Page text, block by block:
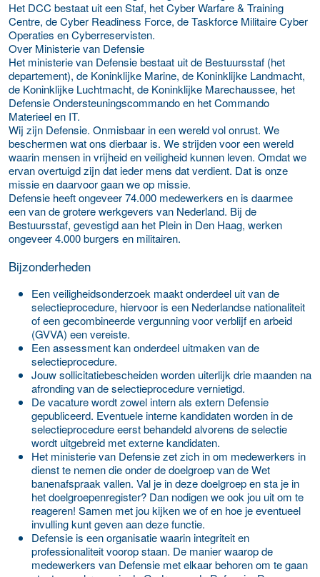
Het DCC bestaat uit een Staf, het Cyber Warfare & Training
Centre, de Cyber Readiness Force, de Taskforce Militaire Cyber
Operaties en Cyberreservisten.
Over Ministerie van Defensie
Het ministerie van Defensie bestaat uit de Bestuursstaf (het
departement), de Koninklijke Marine, de Koninklijke Landmacht,
de Koninklijke Luchtmacht, de Koninklijke Marechaussee, het
Defensie Ondersteuningscommando en het Commando
Materieel en IT.
Wij zijn Defensie. Onmisbaar in een wereld vol onrust. We
beschermen wat ons dierbaar is. We strijden voor een wereld
waarin mensen in vrijheid en veiligheid kunnen leven. Omdat we
ervan overtuigd zijn dat ieder mens dat verdient. Dat is onze
missie en daarvoor gaan we op missie.
Defensie heeft ongeveer 74.000 medewerkers en is daarmee
een van de grotere werkgevers van Nederland. Bij de
Bestuursstaf, gevestigd aan het Plein in Den Haag, werken
ongeveer 4.000 burgers en militairen.
Bijzonderheden
Een veiligheidsonderzoek maakt onderdeel uit van de
selectieprocedure, hiervoor is een Nederlandse nationaliteit
of een gecombineerde vergunning voor verblijf en arbeid
(GVVA) een vereiste.
Een assessment kan onderdeel uitmaken van de
selectieprocedure.
Jouw sollicitatiebescheiden worden uiterlijk drie maanden na
afronding van de selectieprocedure vernietigd.
De vacature wordt zowel intern als extern Defensie
gepubliceerd. Eventuele interne kandidaten worden in de
selectieprocedure eerst behandeld alvorens de selectie
wordt uitgebreid met externe kandidaten.
Het ministerie van Defensie zet zich in om medewerkers in
dienst te nemen die onder de doelgroep van de Wet
banenafspraak vallen. Val je in deze doelgroep en sta je in
het doelgroepenregister? Dan nodigen we ook jou uit om te
reageren! Samen met jou kijken we of en hoe je eventueel
invulling kunt geven aan deze functie.
Defensie is een organisatie waarin integriteit en
professionaliteit voorop staan. De manier waarop de
medewerkers van Defensie met elkaar behoren om te gaan